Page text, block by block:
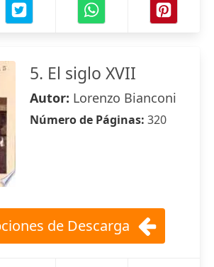
5. El siglo XVII
Autor: Lorenzo Bianconi
Número de Páginas: 320
de Descarga